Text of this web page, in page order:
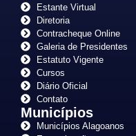
Estante Virtual
Diretoria
Contracheque Online
Galeria de Presidentes
Estatuto Vigente
Cursos
Diário Oficial
Contato
Municípios
Municípios Alagoanos